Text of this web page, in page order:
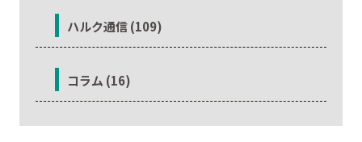
ハルク通信 (109)
コラム (16)